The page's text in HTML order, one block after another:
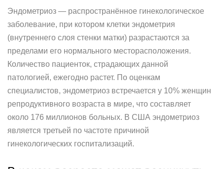
Эндометриоз — распространённое гинекологическое
заболевание, при котором клетки эндометрия
(внутреннего слоя стенки матки) разрастаются за
пределами его нормального месторасположения.
Количество пациенток, страдающих данной
патологией, ежегодно растет. По оценкам
специалистов, эндометриоз встречается у 10% женщин
репродуктивного возраста в мире, что составляет
около 176 миллионов больных. В США эндометриоз
является третьей по частоте причиной
гинекологических госпитализаций.